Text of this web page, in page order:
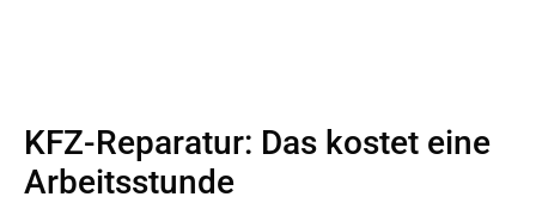
KFZ-Reparatur: Das kostet eine
Arbeitsstunde